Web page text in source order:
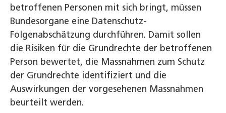
betroffenen Personen mit sich bringt, müssen
Bundesorgane eine Datenschutz-
Folgenabschätzung durchführen. Damit sollen
die Risiken für die Grundrechte der betroffenen
Person bewertet, die Massnahmen zum Schutz
der Grundrechte identifiziert und die
Auswirkungen der vorgesehenen Massnahmen
beurteilt werden.